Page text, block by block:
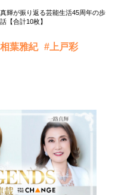
輝が振り返る芸能生活45周年の歩
【合計10枚】
葉雅紀 #上戸彩